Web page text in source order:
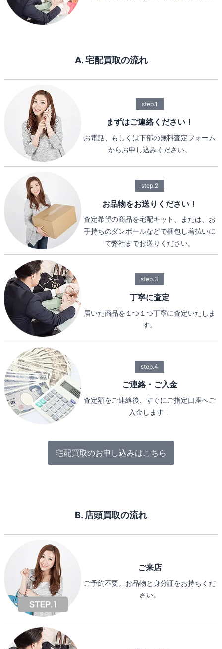
A. 宅配買取の流れ
step.1
まずはご連絡ください！
お電話、もしくは下部の無料査定フォーム
からお申し込みください。
step.2
お品物をお送りください！
査定希望の商品を宅配キット、または、お
手持ちのダンボールなどで梱包し着払いに
て弊社までお送りください。
step.3
丁寧に査定
届いた商品を１つ１つ丁寧に査定いたしま
す。
step.4
ご連絡・ご入金
査定額をご連絡後、すぐにご指定口座へご
入金します！
宅配買取のお申し込みはこちら
B. 店頭買取の流れ
ご来店
ご予約不要。お品物と身分証をお持ちくだ
さい。